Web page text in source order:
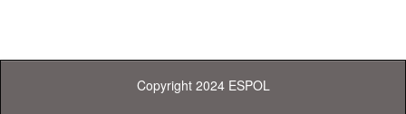
Copyright 2024 ESPOL